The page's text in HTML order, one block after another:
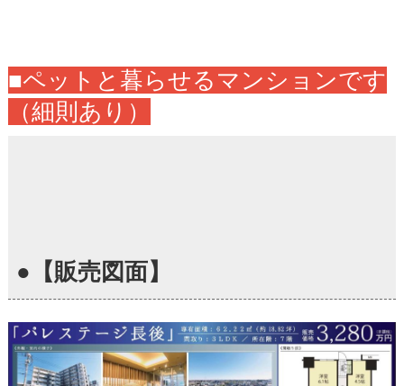
■ペットと暮らせるマンションです
（細則あり）
●【販売図面】